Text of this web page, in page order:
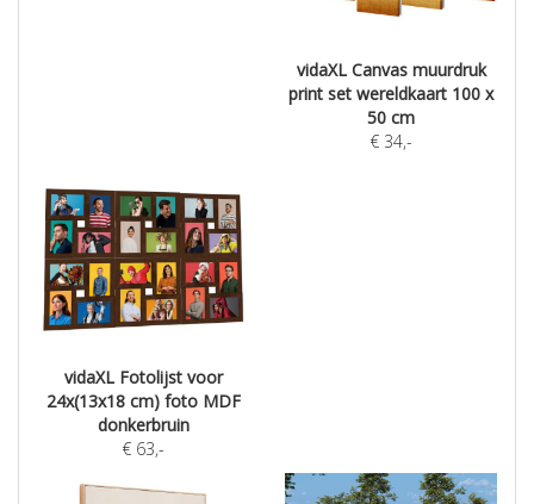
vidaXL Canvas muurdruk
print set wereldkaart 100 x
50 cm
€ 34,-
vidaXL Fotolijst voor
24x(13x18 cm) foto MDF
donkerbruin
€ 63,-